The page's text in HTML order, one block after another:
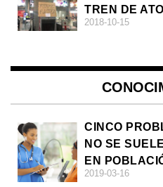
TREN DE
2018-10-15
CINCO
NO SE
EN
2019-03-16